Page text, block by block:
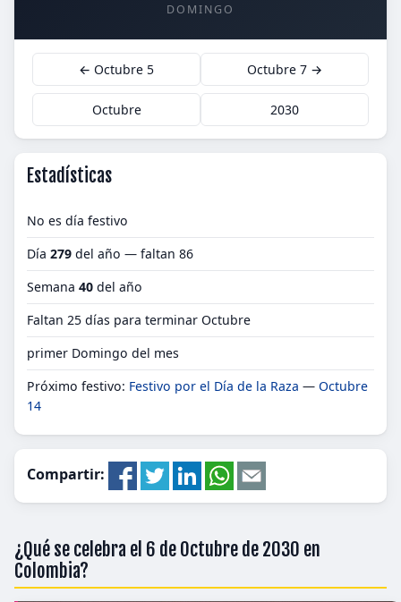
DOMINGO
← Octubre 5 Octubre 7 →
Octubre 2030
Estadísticas
No es día festivo
Día 279 del año — faltan 86
Semana 40 del año
Faltan 25 días para terminar Octubre
primer Domingo del mes
Próximo festivo: Festivo por el Día de la Raza — Octubre
14
Compartir:
¿Qué se celebra el 6 de Octubre de 2030 en
Colombia?